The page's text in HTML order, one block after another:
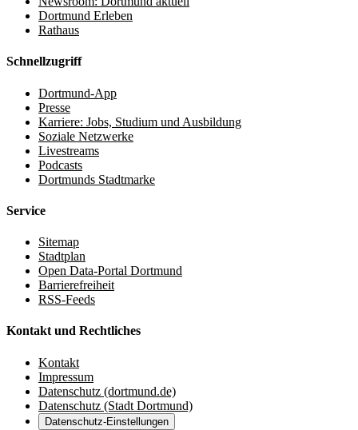
Dortmund Erleben
Rathaus
Schnellzugriff
Dortmund-App
Presse
Karriere: Jobs, Studium und Ausbildung
Soziale Netzwerke
Livestreams
Podcasts
Dortmunds Stadtmarke
Service
Sitemap
Stadtplan
Open Data-Portal Dortmund
Barrierefreiheit
RSS-Feeds
Kontakt und Rechtliches
Kontakt
Impressum
Datenschutz (dortmund.de)
Datenschutz (Stadt Dortmund)
Datenschutz-Einstellungen